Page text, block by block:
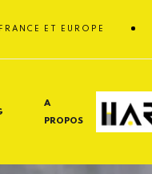
EUROPE
A
PROPOS